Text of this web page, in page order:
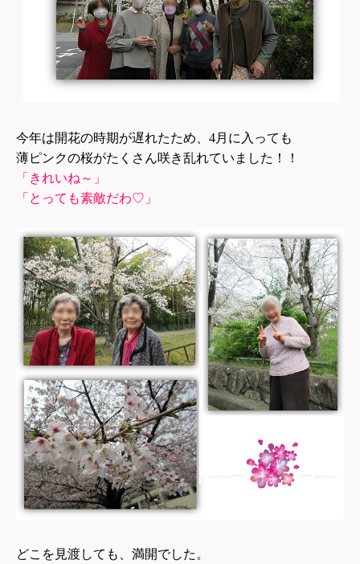
今年は開花の時期が遅れたため、4月に入っても
薄ピンクの桜がたくさん咲き乱れていました！！
「きれいね～」
「とっても素敵だわ♡」
どこを見渡しても、満開でした。